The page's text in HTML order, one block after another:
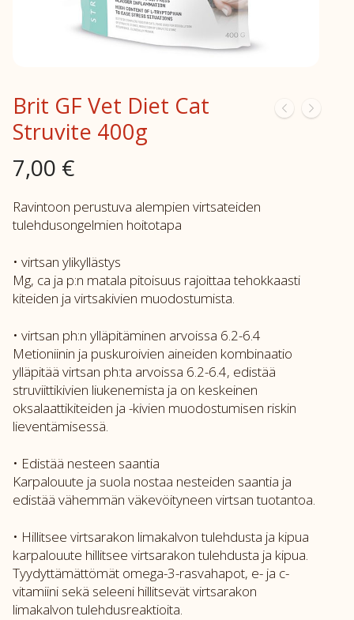
Brit GF Vet Diet Cat
Struvite 400g
7,00 €
Ravintoon perustuva alempien virtsateiden
tulehdusongelmien hoitotapa
• virtsan ylikyllästys
Mg, ca ja p:n matala pitoisuus rajoittaa tehokkaasti
kiteiden ja virtsakivien muodostumista.
• virtsan ph:n ylläpitäminen arvoissa 6.2-6.4
Metioniinin ja puskuroivien aineiden kombinaatio
ylläpitää virtsan ph:ta arvoissa 6.2-6.4, edistää
struviittikivien liukenemista ja on keskeinen
oksalaattikiteiden ja -kivien muodostumisen riskin
lieventämisessä.
• Edistää nesteen saantia
Karpalouute ja suola nostaa nesteiden saantia ja
edistää vähemmän väkevöityneen virtsan tuotantoa.
• Hillitsee virtsarakon limakalvon tulehdusta ja kipua
karpalouute hillitsee virtsarakon tulehdusta ja kipua.
Tyydyttämättömät omega-3-rasvahapot, e- ja c-
vitamiini sekä seleeni hillitsevät virtsarakon
limakalvon tulehdusreaktioita.